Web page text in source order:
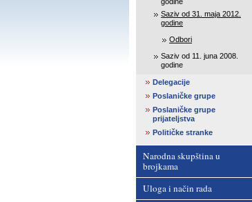
Saziv od 31. maja 2012.
godine
Odbori
Saziv od 11. juna 2008.
godine
Delegacije
Poslaničke grupe
Poslaničke grupe
prijateljstva
Političke stranke
Narodna skupština u
brojkama
Uloga i način rada